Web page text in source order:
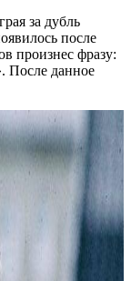
за дубль
после
произнес фразу:
После данное